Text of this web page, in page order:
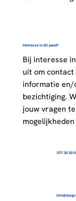
Interesse in dit pand?
Bij interesse
uit om contact
informatie en/
bezichtiging.
jouw vragen
077 30 20